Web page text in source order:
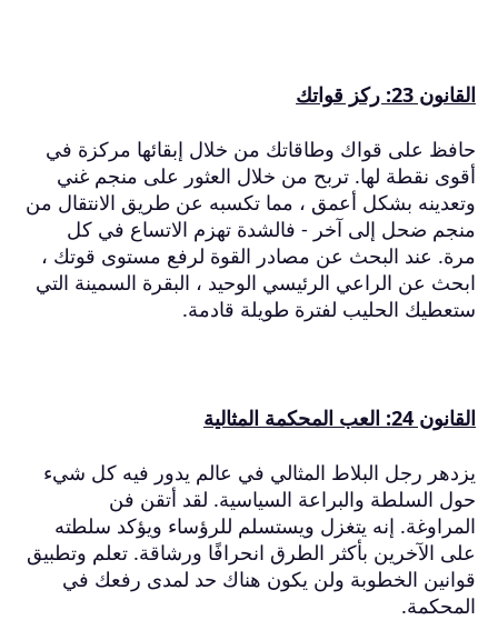
القانون 23: ركز قواتك
حافظ على قواك وطاقاتك من خلال إبقائها مركزة في
أقوى نقطة لها. تربح من خلال العثور على منجم غني
وتعدينه بشكل أعمق ، مما تكسبه عن طريق الانتقال من
منجم ضحل إلى آخر - فالشدة تهزم الاتساع في كل
مرة. عند البحث عن مصادر القوة لرفع مستوى قوتك ،
ابحث عن الراعي الرئيسي الوحيد ، البقرة السمينة التي
ستعطيك الحليب لفترة طويلة قادمة.
القانون 24: العب المحكمة المثالية
يزدهر رجل البلاط المثالي في عالم يدور فيه كل شيء
حول السلطة والبراعة السياسية. لقد أتقن فن
المراوغة. إنه يتغزل ويستسلم للرؤساء ويؤكد سلطته
على الآخرين بأكثر الطرق انحرافًا ورشاقة. تعلم وتطبيق
قوانين الخطوبة ولن يكون هناك حد لمدى رفعك في
المحكمة.